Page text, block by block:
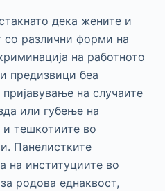
дека жените и
со различни форми на
на работното
предизвици беа
на случаите
или губење на
тешкотиите во
Панелистките
на институциите во
родова еднаквост,